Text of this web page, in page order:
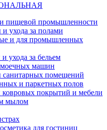
пищевой промышленности
ухода за полами
и для промышленных
ухода за бельем
машин
санитарных помещений
и паркетных полов
ковровых покрытий и мебели
мылом
для гостиниц